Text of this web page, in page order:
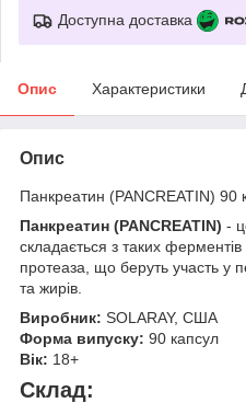
Доступна доставка
Опис Характеристики
Опис
Панкреатин (PANCREATIN) 90
Панкреатин (PANCREATIN) -
складається з таких ферментів
протеаза, що беруть участь у
та жирів.
Виробник: SOLARAY, США
Форма випуску: 90 капсул
Вік: 18+
Склад: